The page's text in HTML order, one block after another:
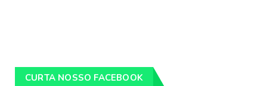
CURTA NOSSO FACEBOOK